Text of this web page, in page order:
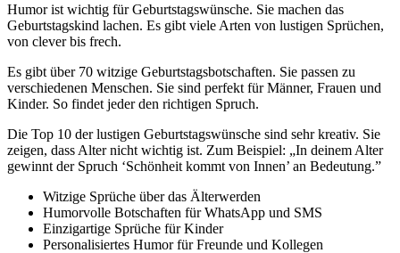
Humor ist wichtig für Geburtstagswünsche. Sie machen das
Geburtstagskind lachen. Es gibt viele Arten von lustigen Sprüchen,
von clever bis frech.
Es gibt über 70 witzige Geburtstagsbotschaften. Sie passen zu
verschiedenen Menschen. Sie sind perfekt für Männer, Frauen und
Kinder. So findet jeder den richtigen Spruch.
Die Top 10 der lustigen Geburtstagswünsche sind sehr kreativ. Sie
zeigen, dass Alter nicht wichtig ist. Zum Beispiel: „In deinem Alter
gewinnt der Spruch ‘Schönheit kommt von Innen’ an Bedeutung.”
Witzige Sprüche über das Älterwerden
Humorvolle Botschaften für WhatsApp und SMS
Einzigartige Sprüche für Kinder
Personalisiertes Humor für Freunde und Kollegen